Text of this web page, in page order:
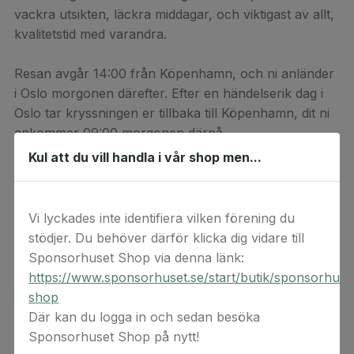
vackra utsikten, läckra middagar, och viktigast av allt,
kvalitetstid med varandra.
Resan avgår 14:00 från Köpenhamn, och ni anländer
i Oslo morgonen därefter. Efter en händelserik dag i
Oslo tar kryssningen er tillbaka till Köpenhamn, dit ni
ankommer 09:00 morgonen därpå.
Oslo rutten. Frukost ingår på hemresan då
kryssningen är påväg tillbaka till Köpenhamn.
Presentkortets värde är 1195 kr.
Villkor och övrig information:
Gåvobeviset är en digital produkt och levereras via e-
post. Alla gåvobevis är giltiga i minst ett år. Den
exakta giltighetstiden kan du se när du får
Kul att du vill handla i vår shop men...
Vi lyckades inte identifiera vilken förening du
stödjer. Du behöver därför klicka dig vidare till
Sponsorhuset Shop via denna länk:
https://www.sponsorhuset.se/start/butik/
shop
Där kan du logga in och sedan besöka
Sponsorhuset Shop på nytt!